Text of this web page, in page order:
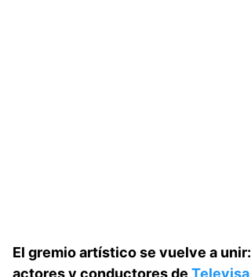
El gremio artístico se vuelve a unir:
actores y conductores de Televisa